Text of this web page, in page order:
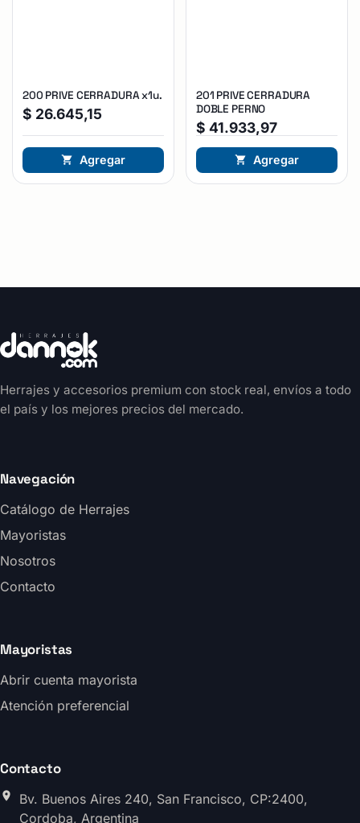
200 PRIVE CERRADURA x1u.
$ 26.645,15
Agregar
201 PRIVE CERRADURA
DOBLE PERNO
$ 41.933,97
Agregar
Herrajes y accesorios premium con stock real, envíos a todo
el país y los mejores precios del mercado.
Navegación
Catálogo de Herrajes
Mayoristas
Nosotros
Contacto
Mayoristas
Abrir cuenta mayorista
Atención preferencial
Contacto
Bv. Buenos Aires 240, San Francisco, CP:2400,
Cordoba, Argentina